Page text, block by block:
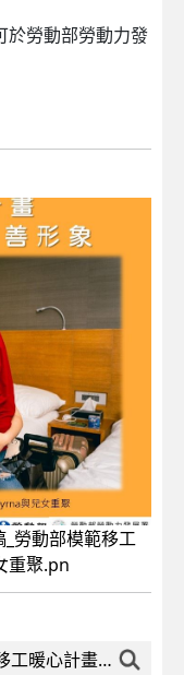
勞動部勞動力發
勞動部模範移工
重聚.pn
離開時女兒只有3歲！勞動部模範移工暖心計畫助菲律賓移工與女兒重聚